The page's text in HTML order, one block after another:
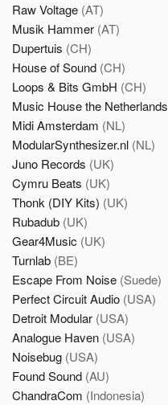
Raw Voltage (AT)
Musik Hammer (AT)
Dupertuis (CH)
House of Sound (CH)
Loops & Bits GmbH (CH)
Music House the Netherlands
Midi Amsterdam (NL)
ModularSynthesizer.nl (NL)
Juno Records (UK)
Cymru Beats (UK)
Thonk (DIY Kits) (UK)
Rubadub (UK)
Gear4Music (UK)
Turnlab (BE)
Escape From Noise (Suede)
Perfect Circuit Audio (USA)
Detroit Modular (USA)
Analogue Haven (USA)
Noisebug (USA)
Found Sound (AU)
ChandraCom (Indonesia)